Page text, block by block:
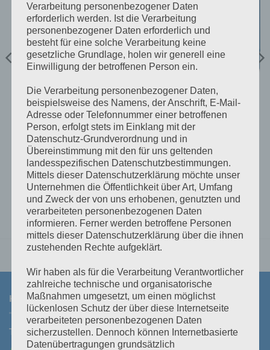
BATTERY PROTECTION
Smart BatteryProtect
12/24V-220A
€112,99 inkl 20% Mwst
Lagernd im Polz Lager
IN DEN WARENKORB
BATTERY PROTECTION
Battery Balancer
€52,00 inkl 20% Mwst
5-9 Werktage
IN DEN WARENKORB
KONTAKT
Tel: +43 3464 30 505 Mail:office@polz.at
Verarbeitung personenbezogener Daten
erforderlich werden. Ist die Verarbeitung
personenbezogener Daten erforderlich und
besteht für eine solche Verarbeitung keine
gesetzliche Grundlage, holen wir generell eine
Einwilligung der betroffenen Person ein.
Die Verarbeitung personenbezogener Daten,
beispielsweise des Namens, der Anschrift, E-Mail-
Adresse oder Telefonnummer einer betroffenen
Person, erfolgt stets im Einklang mit der
Datenschutz-Grundverordnung und in
Übereinstimmung mit den für uns geltenden
landesspezifischen Datenschutzbestimmungen.
Mittels dieser Datenschutzerklärung möchte unser
Unternehmen die Öffentlichkeit über Art, Umfang
und Zweck der von uns erhobenen, genutzten und
verarbeiteten personenbezogenen Daten
informieren. Ferner werden betroffene Personen
mittels dieser Datenschutzerklärung über die ihnen
zustehenden Rechte aufgeklärt.
Wir haben als für die Verarbeitung Verantwortlicher
zahlreiche technische und organisatorische
Maßnahmen umgesetzt, um einen möglichst
lückenlosen Schutz der über diese Internetseite
verarbeiteten personenbezogenen Daten
sicherzustellen. Dennoch können Internetbasierte
Datenübertragungen grundsätzlich